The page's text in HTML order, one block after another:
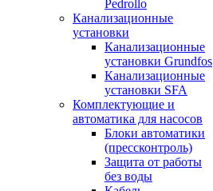
Pedrollo
Канализационные
установки
Канализационные
установки Grundfos
Канализационные
установки SFA
Комплектующие и
автоматика для насосов
Блоки автоматики
(прессконтроль)
Защита от работы
без воды